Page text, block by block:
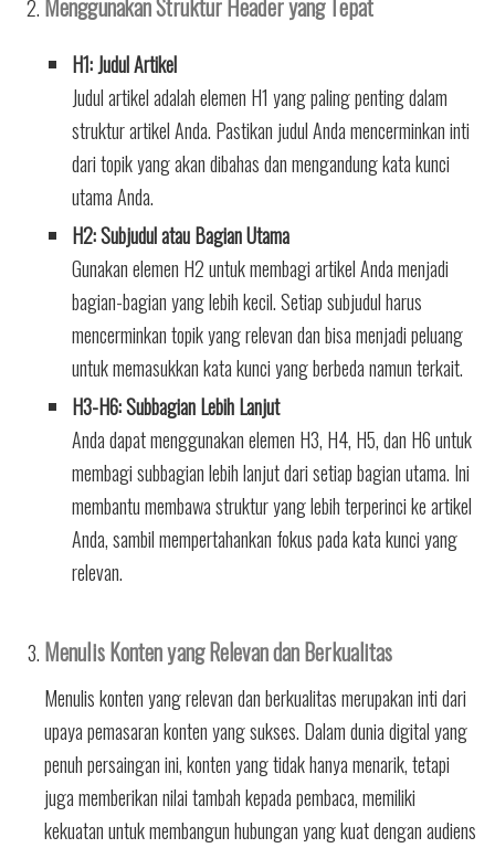
Menggunakan Struktur Header yang Tepat
H1: Judul Artikel
Judul artikel adalah elemen H1 yang paling penting dalam
struktur artikel Anda. Pastikan judul Anda mencerminkan inti
dari topik yang akan dibahas dan mengandung kata kunci
utama Anda.
H2: Subjudul atau Bagian Utama
Gunakan elemen H2 untuk membagi artikel Anda menjadi
bagian-bagian yang lebih kecil. Setiap subjudul harus
mencerminkan topik yang relevan dan bisa menjadi peluang
untuk memasukkan kata kunci yang berbeda namun terkait.
H3-H6: Subbagian Lebih Lanjut
Anda dapat menggunakan elemen H3, H4, H5, dan H6 untuk
membagi subbagian lebih lanjut dari setiap bagian utama. Ini
membantu membawa struktur yang lebih terperinci ke artikel
Anda, sambil mempertahankan fokus pada kata kunci yang
relevan.
Menulis Konten yang Relevan dan Berkualitas
Menulis konten yang relevan dan berkualitas merupakan inti dari
upaya pemasaran konten yang sukses. Dalam dunia digital yang
penuh persaingan ini, konten yang tidak hanya menarik, tetapi
juga memberikan nilai tambah kepada pembaca, memiliki
kekuatan untuk membangun hubungan yang kuat dengan audiens